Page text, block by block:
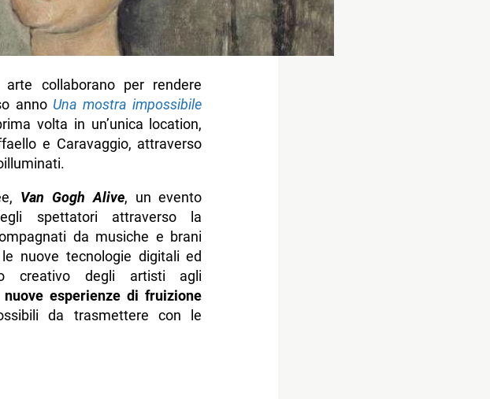
collaborano per rendere
anno Una mostra impossibile
volta in un’unica location,
e Caravaggio, attraverso
Van Gogh Alive, un evento
spettatori attraverso la
da musiche e brani
nuove tecnologie digitali ed
creativo degli artisti agli
nuove esperienze di fruizione
da trasmettere con le